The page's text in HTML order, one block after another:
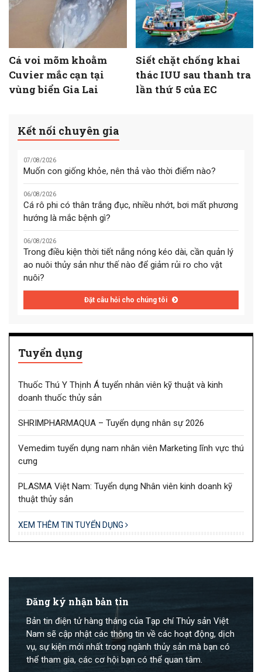
Cá voi mõm khoằm
Cuvier mắc cạn tại
vùng biển Gia Lai
Siết chặt chống khai
thác IUU sau thanh tra
lần thứ 5 của EC
Kết nối chuyên gia
07/08/2026
Muốn con giống khỏe, nên thả vào thời điểm nào?
06/08/2026
Cá rô phi có thân trắng đục, nhiều nhớt, bơi mất phương
hướng là mắc bệnh gì?
06/08/2026
Trong điều kiện thời tiết nắng nóng kéo dài, cần quản lý
ao nuôi thủy sản như thế nào để giảm rủi ro cho vật
nuôi?
Đặt câu hỏi cho chúng tôi
Tuyển dụng
Thuốc Thú Y Thịnh Á tuyển nhân viên kỹ thuật và kinh
doanh thuốc thủy sản
SHRIMPHARMAQUA – Tuyển dụng nhân sự 2026
Vemedim tuyển dụng nam nhân viên Marketing lĩnh vực thú
cưng
PLASMA Việt Nam: Tuyển dụng Nhân viên kinh doanh kỹ
thuật thủy sản
XEM THÊM TIN TUYỂN DỤNG
Đăng ký nhận bản tin
Bản tin điện tử hàng tháng của Tạp chí Thủy sản Việt
Nam sẽ cập nhật các thông tin về các hoạt động, dịch
vụ, sự kiện mới nhất trong ngành thủy sản mà bạn có
thể tham gia, các cơ hội bạn có thể quan tâm.